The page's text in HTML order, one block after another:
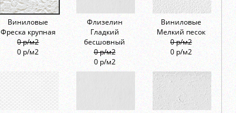
Виниловые
Фреска крупная
0 р/м2
0 р/м2
Флизелин
Гладкий
бесшовный
0 р/м2
0 р/м2
Виниловые
Мелкий песок
0 р/м2
0 р/м2